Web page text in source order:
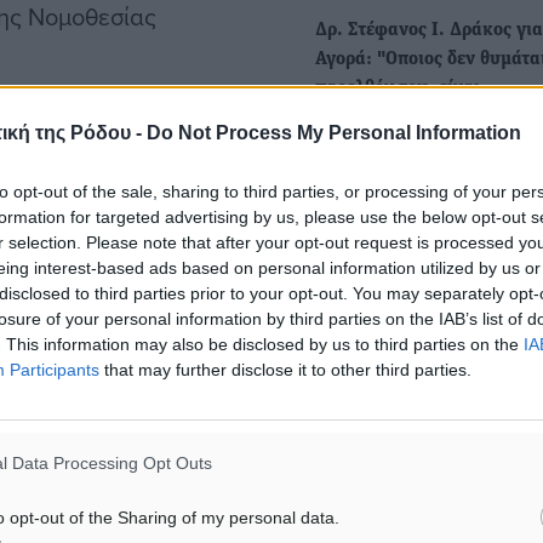
της Ρόδου - Do Not Process My Personal Information
opt-out of the sale, sharing to third parties, or processing of your
for targeted advertising by us, please use the below opt-out
selection. Please note that after your opt-out request is processed
interest-based ads based on personal information utilized by us
to third parties prior to your opt-out. You may separately
of your personal information by third parties on the IAB’s list of
This information may also be disclosed by us to third parties on the
Participants that may further disclose it to other third parties.
Data Processing Opt Outs
opt-out of the Sharing of my personal data.
Νομοθεσίας
όπως για
τα απαιτούμενα
Ν.4412, όπως προβλέπει
να πληρωθεί.
και τίποτα. To σύνολο
όλες οι
τα σχετικά. Ο κάθε
διάστημα, βάσει των
αρχή της δημοτικής
εξόφλησης όλων των
μεταξύ των
Δρ. Στέφανος Ι. Δράκος
Αγορά: "Οποιος δεν
παρελθόν του, είναι
κακόβουλα σχόλια που
διακινούνται σε σελίδες
κοινωνικής δικτύωσης,…
Στέφανος Δράκος στον RV:
Δέχτηκα bullying από τη
αρχή Ρόδου, στη
Ενημέρωσης φίλα
σε Κολιάδη – Βαγιανό,